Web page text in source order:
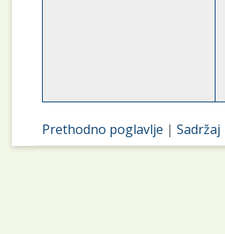
Prethodno poglavlje |Sadržaj